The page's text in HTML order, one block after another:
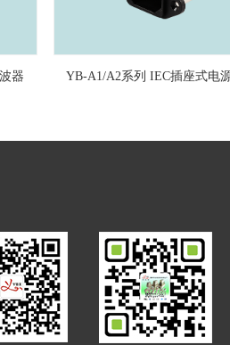
YB-A1/A2系列 IEC插座式电源滤波器